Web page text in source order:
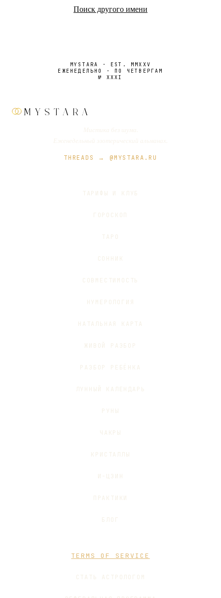
Поиск другого имени
MYSTARA · EST. MMXXV
ЕЖЕНЕДЕЛЬНО · ПО ЧЕТВЕРГАМ
№ XXXI
MYSTARA
THREADS → @MYSTARA.RU
ТАРИФЫ И КЛУБ
ГОРОСКОП
ТАРО
СОННИК
СОВМЕСТИМОСТЬ
НУМЕРОЛОГИЯ
НАТАЛЬНАЯ КАРТА
ЖИВОЙ РАЗБОР
РАЗБОР РЕБЁНКА
ЛУННЫЙ КАЛЕНДАРЬ
РУНЫ
ЧАКРЫ
КРИСТАЛЛЫ
И-ЦЗИН
ПРАКТИКИ
БЛОГ
TERMS OF SERVICE
СТАТЬ АСТРОЛОГОМ